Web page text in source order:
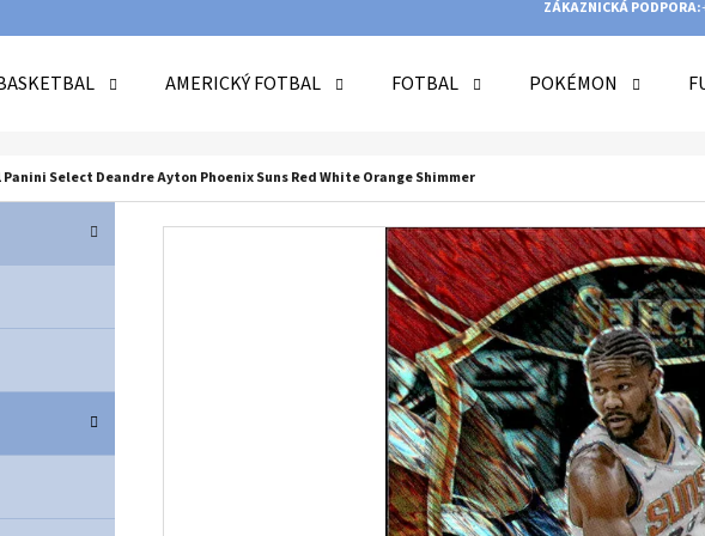
ZÁKAZNICKÁ PODPORA:
AMERICKÝ FOTBAL FOTBAL POKÉMON
Panini Select Deandre Ayton Phoenix Suns Red White Orange Shimmer
HLEDAT
DOPORUČUJEME